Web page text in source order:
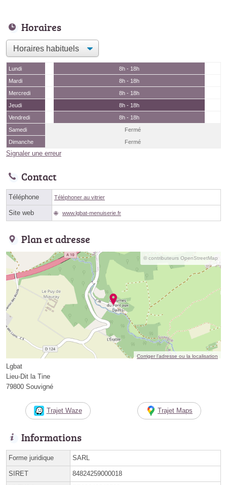
Horaires
Lundi
8h - 18h
Mardi
8h - 18h
Mercredi
8h - 18h
Jeudi
8h - 18h
Vendredi
8h - 18h
Samedi
Fermé
Dimanche
Fermé
Signaler une erreur
Contact
Téléphone Téléphoner au vitrier
Site web www.lgbat-menuiserie.fr
Plan et adresse
© contributeurs OpenStreetMap
Corriger l’adresse ou la localisation
Lgbat
Lieu-Dit la Tine
79800 Souvigné
Trajet Waze Trajet Maps
Informations
Forme juridique SARL
SIRET 84824259000018